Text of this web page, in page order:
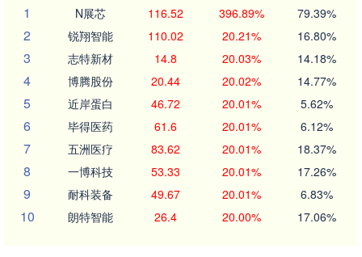
1
N展芯 116.52 396.89% 79.39%
2 锐翔智能 110.02 20.21% 16.80%
3 志特新材 14.8 20.03% 14.18%
4 博腾股份 20.44 20.02% 14.77%
5 近岸蛋白 46.72 20.01% 5.62%
6 毕得医药 61.6 20.01% 6.12%
7 五洲医疗 83.62 20.01% 18.37%
8 一博科技 53.33 20.01% 17.26%
9 耐科装备 49.67 20.01% 6.83%
10 朗特智能 26.4 20.00% 17.06%